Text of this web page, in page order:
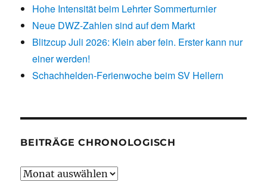
Hohe Intensität beim Lehrter Sommerturnier
Neue DWZ-Zahlen sind auf dem Markt
Blitzcup Juli 2026: Klein aber fein. Erster kann nur
einer werden!
Schachhelden-Ferienwoche beim SV Hellern
BEITRÄGE CHRONOLOGISCH
Beiträge